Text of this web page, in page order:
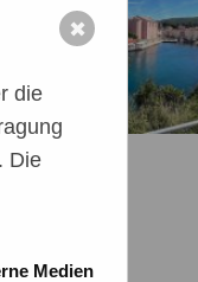
die
Die
Medien
✖